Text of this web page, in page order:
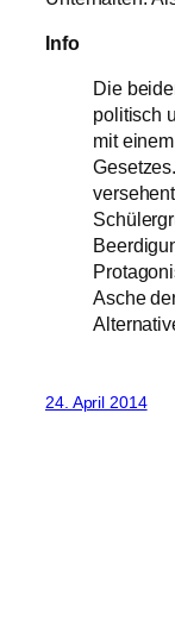
Info
Die
politisch
mit
Asche
24. April 2014